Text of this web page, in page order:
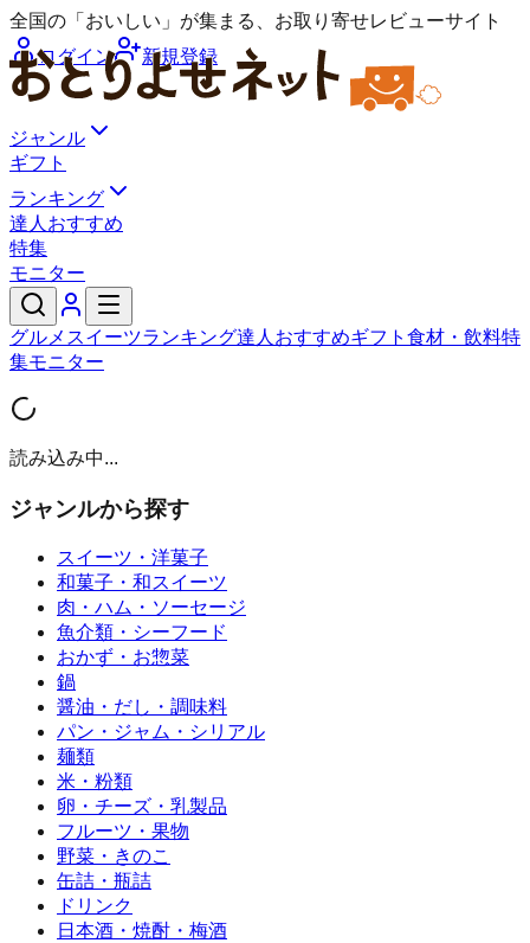
全国の「おいしい」が集まる、お取り寄せレビューサイト
ログイン
新規登録
ジャンル
ギフト
ランキング
達人おすすめ
特集
モニター
グルメ スイーツランキング達人おすすめギフト 食材・飲料特
集モニター
読み込み中...
ジャンルから探す
スイーツ・洋菓子
和菓子・和スイーツ
肉・ハム・ソーセージ
魚介類・シーフード
おかず・お惣菜
鍋
醤油・だし・調味料
パン・ジャム・シリアル
麺類
米・粉類
卵・チーズ・乳製品
フルーツ・果物
野菜・きのこ
缶詰・瓶詰
ドリンク
日本酒・焼酎・梅酒